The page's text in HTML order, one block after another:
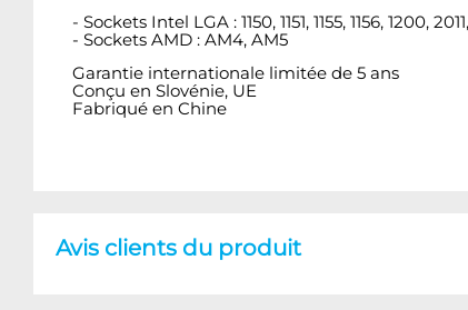
- Sockets Intel LGA : 1150, 1151, 1155, 1156, 1200,
- Sockets AMD : AM4, AM5
Garantie internationale limitée de 5 ans
Conçu en Slovénie, UE
Fabriqué en Chine
Avis clients du produit